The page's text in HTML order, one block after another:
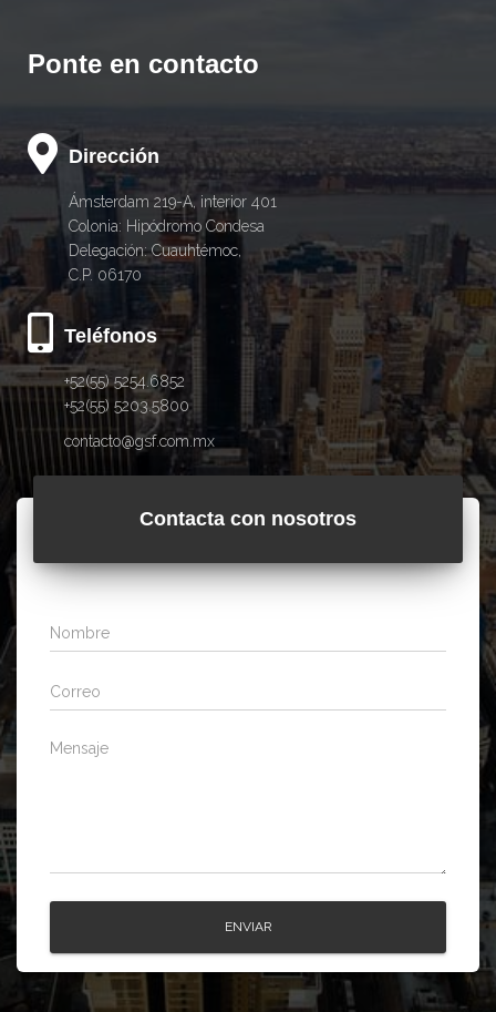
Ponte en contacto
Dirección
Ámsterdam 219-A, interior 401
Colonia: Hipódromo Condesa
Delegación: Cuauhtémoc,
C.P. 06170
Teléfonos
+52(55) 5254.6852
+52(55) 5203.5800
contacto@gsf.com.mx
Contacta con nosotros
ENVIAR